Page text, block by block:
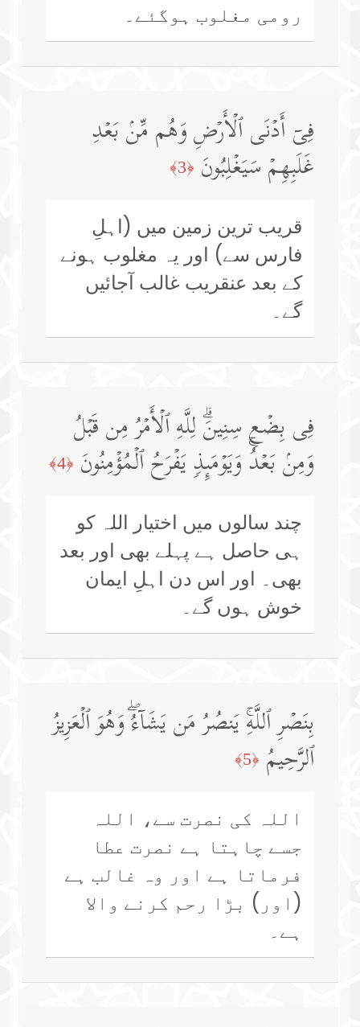
رومی مغلوب ہوگئے۔
فِیۤ أَدۡنَى ٱلۡأَرۡضِ وَهُم مِّنۢ بَعۡدِ
غَلَبِهِمۡ سَیَغۡلِبُونَ ﴿3﴾
قریب ترین زمین میں (اہلِ
فارس سے) اور یہ مغلوب ہونے
کے بعد عنقریب غالب آجائیں
گے۔
فِی بِضۡعِ سِنِینَۗ لِلَّهِ ٱلۡأَمۡرُ مِن قَبۡلُ
وَمِنۢ بَعۡدُۚ وَیَوۡمَىِٕذࣲ یَفۡرَحُ ٱلۡمُؤۡمِنُونَ ﴿4﴾
چند سالوں میں اختیار اللہ کو
ہی حاصل ہے پہلے بھی اور بعد
بھی۔ اور اس دن اہلِ ایمان
خوش ہوں گے۔
بِنَصۡرِ ٱللَّهِۚ یَنصُرُ مَن یَشَاۤءُۖ وَهُوَ ٱلۡعَزِیزُ
ٱلرَّحِیمُ ﴿5﴾
اللہ کی نصرت سے، اللہ
جسے چاہتا ہے نصرت عطا
فرماتا ہے اور وہ غالب ہے
(اور) بڑا رحم کرنے والا
ہے۔